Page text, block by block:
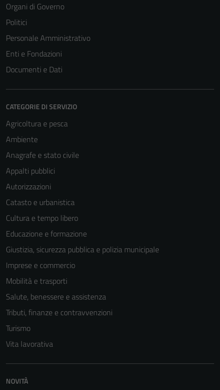
Organi di Governo
Politici
Personale Amministrativo
Enti e Fondazioni
Documenti e Dati
CATEGORIE DI SERVIZIO
Agricoltura e pesca
Ambiente
Anagrafe e stato civile
Appalti pubblici
Autorizzazioni
Catasto e urbanistica
Cultura e tempo libero
Educazione e formazione
Giustizia, sicurezza pubblica e polizia municipale
Imprese e commercio
Mobilità e trasporti
Salute, benessere e assistenza
Tributi, finanze e contravvenzioni
Turismo
Vita lavorativa
NOVITÀ